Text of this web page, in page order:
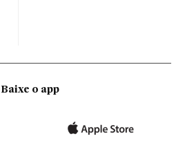
Baixe o app